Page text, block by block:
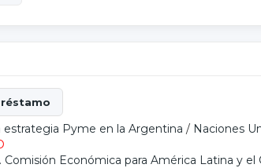
estrategia Pyme en la Argentina / Naciones
Comisión Económica para América Latina y el